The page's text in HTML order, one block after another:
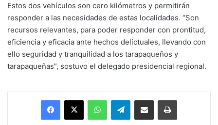
Estos dos vehículos son cero kilómetros y permitirán
responder a las necesidades de estas localidades. “Son
recursos relevantes, para poder responder con prontitud,
eficiencia y eficacia ante hechos delictuales, llevando con
ello seguridad y tranquilidad a los tarapaqueños y
tarapaqueñas”, sostuvo el delegado presidencial regional.
Facebook
X WhatsAppTelegramEnviar vía email Imprimir